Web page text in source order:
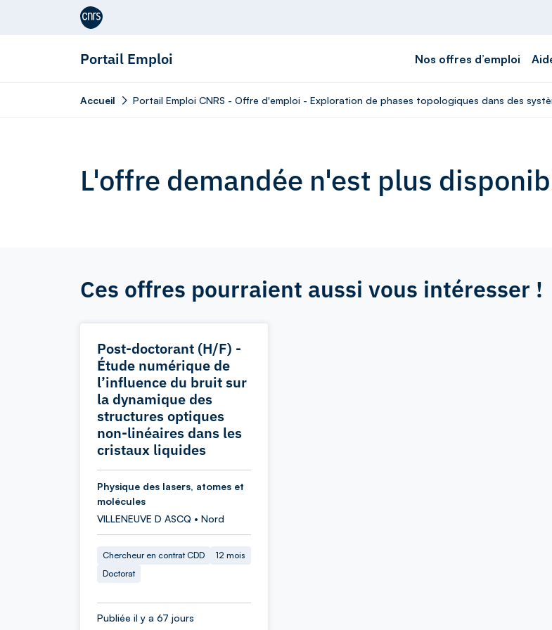
Aller au contenu
Portail Emploi Nos offres d’emploi
Accueil Portail Emploi CNRS - Offre d'emploi - Exploration de phases topologiques dans des
L'offre demandée n'est plus
Ces offres pourraient aussi vous intéresser !
Post-doctorant (H/F) -
Étude numérique de
l’influence du bruit sur
la dynamique des
structures optiques
non-linéaires dans les
cristaux liquides
Physique des lasers, atomes et
molécules
VILLENEUVE D ASCQ • Nord
Chercheur en contrat CDD
12 mois
Doctorat
Publiée il y a 67 jours